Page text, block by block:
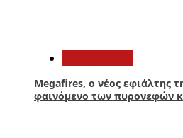
Megafires, ο νέος εφιάλτης
φαινόμενο των πυρονεφών